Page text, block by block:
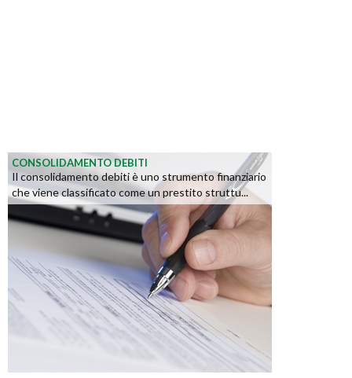
CONSOLIDAMENTO DEBITI
Il consolidamento debiti è uno strumento finanziario
che viene classificato come un prestito struttu...